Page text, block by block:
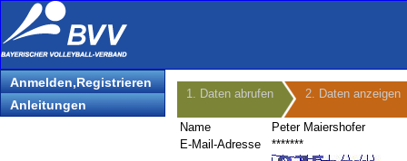
1. Daten abrufen 2. Daten anzeigen
Name
Peter Maiershofer
E-Mail-Adresse
*******
Anmelden,Registrieren
Anleitungen